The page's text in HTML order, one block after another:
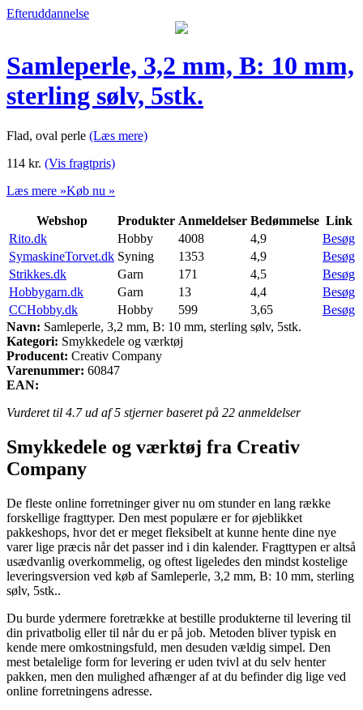
Efteruddannelse
Samleperle, 3,2 mm, B: 10 mm,
sterling sølv, 5stk.
Flad, oval perle (Læs mere)
114 kr. (Vis fragtpris)
Læs mere »Køb nu »
Webshop Produkter Anmeldelser Bedømmelse Link
Rito.dk
Hobby 4008 4,9
Besøg
SymaskineTorvet.dk Syning 1353 4,9
Besøg
Strikkes.dk
Garn 171 4,5
Besøg
Hobbygarn.dk
Garn 13 4,4
Besøg
CCHobby.dk
Hobby 599 3,65
Besøg
Navn: Samleperle, 3,2 mm, B: 10 mm, sterling sølv, 5stk.
Kategori: Smykkedele og værktøj
Producent: Creativ Company
Varenummer: 60847
EAN:
Vurderet til 4.7ud af 5 stjerner baseret på 22 anmeldelser
Smykkedele og værktøj fra Creativ
Company
De fleste online forretninger giver nu om stunder en lang række
forskellige fragttyper. Den mest populære er for øjeblikket
pakkeshops, hvor det er meget fleksibelt at kunne hente dine nye
varer lige præcis når det passer ind i din kalender. Fragttypen er altså
usædvanlig overkommelig, og oftest ligeledes den mindst kostelige
leveringsversion ved køb af Samleperle, 3,2 mm, B: 10 mm, sterling
sølv, 5stk..
Du burde ydermere foretrække at bestille produkterne til levering til
din privatbolig eller til når du er på job. Metoden bliver typisk en
kende mere omkostningsfuld, men desuden vældig simpel. Den
mest betalelige form for levering er uden tvivl at du selv henter
pakken, men den mulighed afhænger af at du befinder dig lige ved
online forretningens adresse.